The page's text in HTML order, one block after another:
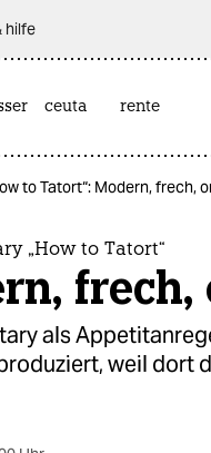
hilfe
ceuta rente
to Tatort“: Modern, frech,
„How to Tatort“
als
weil dort